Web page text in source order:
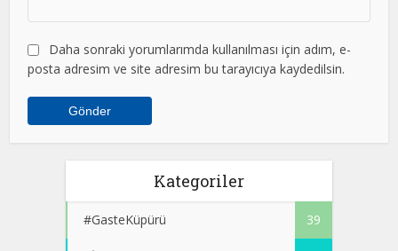
Daha sonraki yorumlarımda kullanılması için adım, e-
posta adresim ve site adresim bu tarayıcıya kaydedilsin.
Kategoriler
#GasteKüpürü 39